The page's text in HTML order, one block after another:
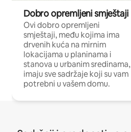
Dobro opremljeni smještaji
Ovi dobro opremljeni
smještaji, među kojima ima
drvenih kuća na mirnim
lokacijama u planinama i
stanova u urbanim sredinama,
imaju sve sadržaje koji su vam
potrebni u vašem domu.